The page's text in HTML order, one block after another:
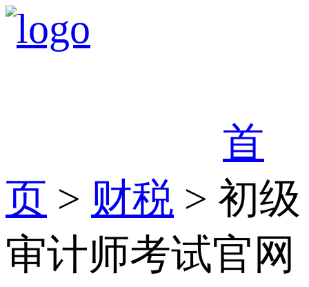
首
页 > 财税 > 初级
审计师考试官网